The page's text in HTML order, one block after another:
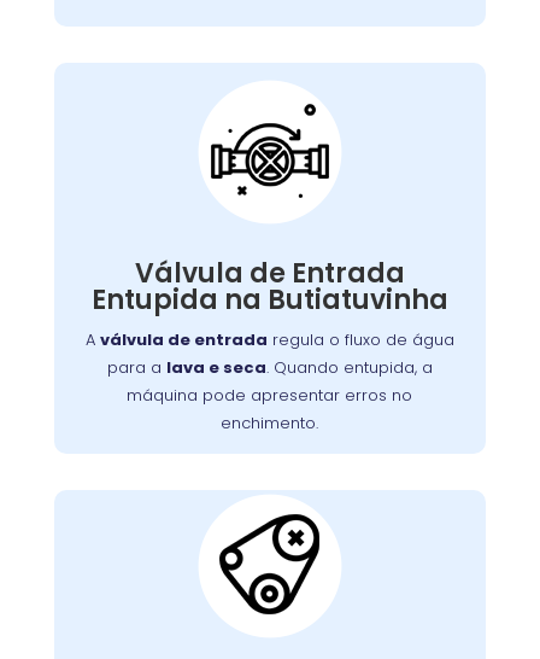
Válvula de Entrada
Entupida na Butiatuvinha
A válvula de entrada regula o fluxo de água
para a lava e seca. Quando entupida, a
máquina pode apresentar erros no
enchimento.
Válvula de Entrada de
Água Entupida
A válvula de entrada regula o fluxo de água
máquina pode apresentar erros no
enchimento ou não iniciar o ciclo de lavagem.
comuns. Limpeza ou substituição da válvula é
necessária para o fluxo adequado de água.
Correia do Tambor
Desgastada: